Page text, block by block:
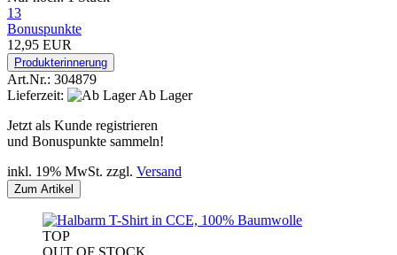
13
Bonuspunkte
12,95 EUR
Produkterinnerung
Art.Nr.: 304879
Lieferzeit:
Ab Lager
Jetzt als Kunde registrieren
und Bonuspunkte sammeln!
inkl. 19% MwSt. zzgl. Versand
Zum Artikel
TOP
OUT OF STOCK